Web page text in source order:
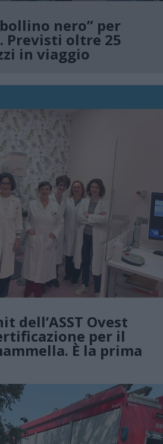
nero” per
Previsti oltre 25
in viaggio
dell’ASST Ovest
per il
È la prima